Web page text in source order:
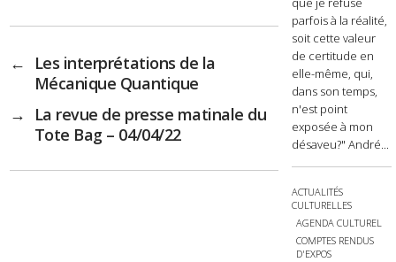
←
Les interprétations de la
Mécanique Quantique
→
La revue de presse matinale du
Tote Bag – 04/04/22
parfois à la réalité,
soit cette valeur
de certitude en
elle-même, qui,
dans son temps,
n'est point
exposée à mon
désaveu?" André...
ACTUALITÉS
CULTURELLES
AGENDA CULTUREL
COMPTES RENDUS
D'EXPOS